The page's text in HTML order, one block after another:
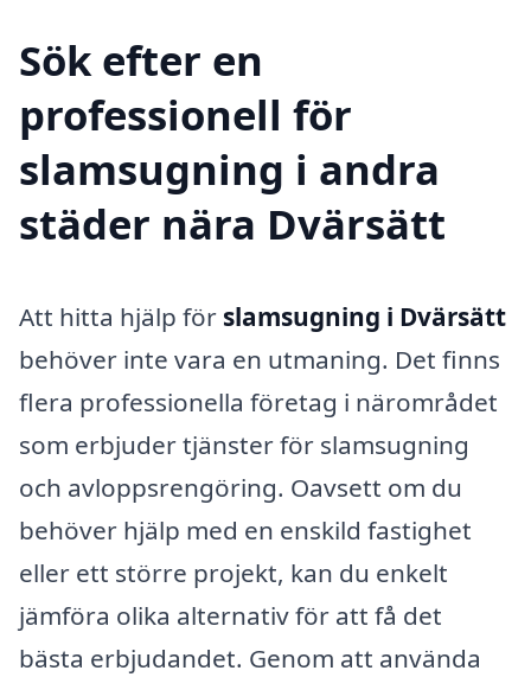
Sök efter en
professionell för
slamsugning i andra
städer nära Dvärsätt
Att hitta hjälp för slamsugning i Dvärsätt
behöver inte vara en utmaning. Det finns
flera professionella företag i närområdet
som erbjuder tjänster för slamsugning
och avloppsrengöring. Oavsett om du
behöver hjälp med en enskild fastighet
eller ett större projekt, kan du enkelt
jämföra olika alternativ för att få det
bästa erbjudandet. Genom att använda